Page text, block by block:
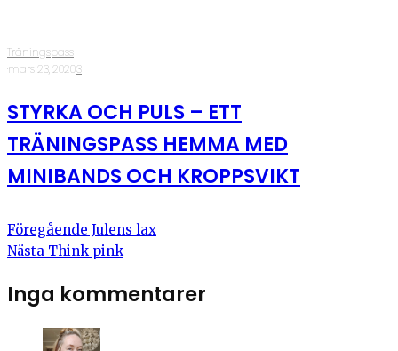
Träningspass
·mars 23, 2020·3
STYRKA OCH PULS – ETT
TRÄNINGSPASS HEMMA MED
MINIBANDS OCH KROPPSVIKT
Föregående Julens lax
Nästa Think pink
Inga kommentarer